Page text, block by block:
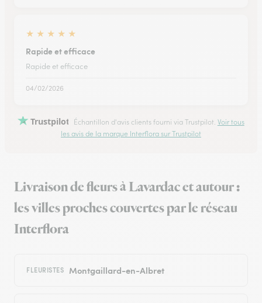
★ ★ ★ ★ ★
Rapide et efficace
Rapide et efficace
04/02/2026
Trustpilot Échantillon d'avis clients fourni via Trustpilot. Voir tous
les avis de la marque Interflora sur Trustpilot
Livraison de fleurs à Lavardac et autour :
les villes proches couvertes par le réseau
Interflora
FLEURISTES Montgaillard-en-Albret